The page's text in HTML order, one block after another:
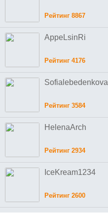
Рейтинг 8867
AppeLsinRi
Рейтинг 4176
Sofialebedenkova
Рейтинг 3584
HelenaArch
Рейтинг 2934
IceKream1234
Рейтинг 2600